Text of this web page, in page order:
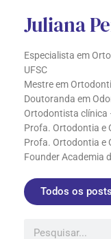
Juliana
Especialista em
UFSC
Mestre em
Doutoranda em
Ortodontista clínica
Profa. Ortodontia e
Profa. Ortodontia e
Founder Academia
Todos os posts